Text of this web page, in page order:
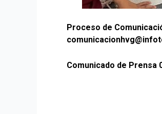
Proceso de
Comunicado de Prensa